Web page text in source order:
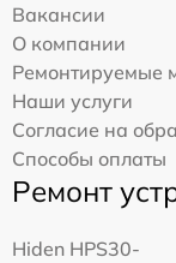
Вакансии
О компании
Ремонтируемые
Наши услуги
Согласие на
Способы оплаты
Ремонт
Hiden HPS30-